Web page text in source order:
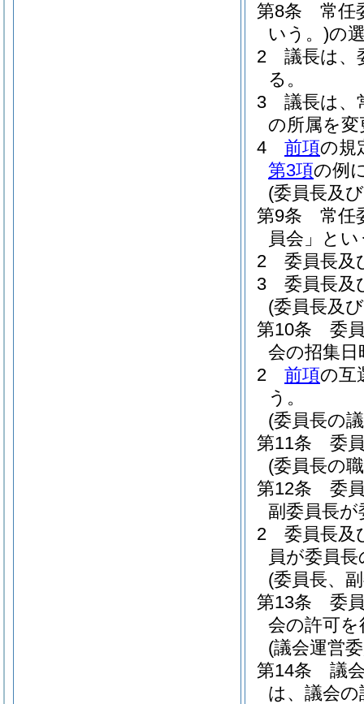
第8条
常任
いう。)の
2
議長は、
る。
3
議長は、
の所属を
4
前項の規
第3項の例
(委員長及
第9条
常任
員会」と
2
委員長及
3
委員長及
(委員長及
第10条
委
会の招集
2
前項の互
う。
(委員長の
第11条
委
(委員長の
第12条
委
副委員長
2
委員長及
員が委員
(委員長、
第13条
委
会の許可
(議会運営
第14条
議
は、議会